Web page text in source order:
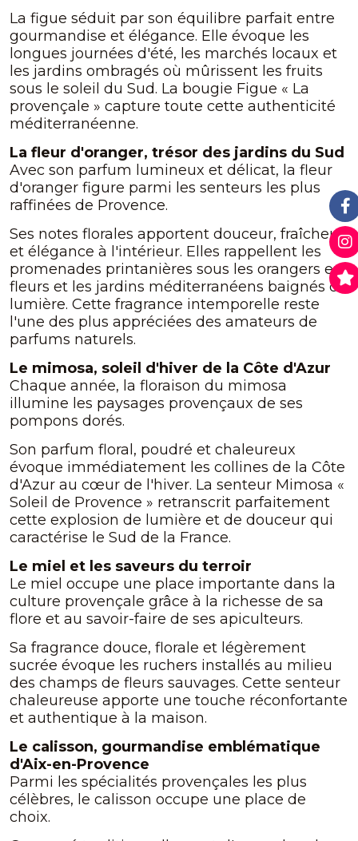
La figue séduit par son équilibre parfait entre
gourmandise et élégance. Elle évoque les
longues journées d'été, les marchés locaux et
les jardins ombragés où mûrissent les fruits
sous le soleil du Sud. La bougie Figue « La
provençale » capture toute cette authenticité
méditerranéenne.
La fleur d'oranger, trésor des jardins du Sud
Avec son parfum lumineux et délicat, la fleur
d'oranger figure parmi les senteurs les plus
raffinées de Provence.
Ses notes florales apportent douceur, fraîcheur
et élégance à l'intérieur. Elles rappellent les
promenades printanières sous les orangers en
fleurs et les jardins méditerranéens baignés de
lumière. Cette fragrance intemporelle reste
l'une des plus appréciées des amateurs de
parfums naturels.
Le mimosa, soleil d'hiver de la Côte d'Azur
Chaque année, la floraison du mimosa
illumine les paysages provençaux de ses
pompons dorés.
Son parfum floral, poudré et chaleureux
évoque immédiatement les collines de la Côte
d'Azur au cœur de l'hiver. La senteur Mimosa «
Soleil de Provence » retranscrit parfaitement
cette explosion de lumière et de douceur qui
caractérise le Sud de la France.
Le miel et les saveurs du terroir
Le miel occupe une place importante dans la
culture provençale grâce à la richesse de sa
flore et au savoir-faire de ses apiculteurs.
Sa fragrance douce, florale et légèrement
sucrée évoque les ruchers installés au milieu
des champs de fleurs sauvages. Cette senteur
chaleureuse apporte une touche réconfortante
et authentique à la maison.
Le calisson, gourmandise emblématique
d'Aix-en-Provence
Parmi les spécialités provençales les plus
célèbres, le calisson occupe une place de
choix.